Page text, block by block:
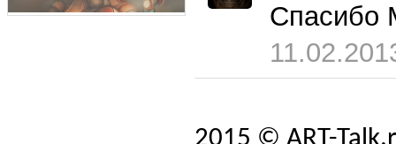
Спасибо